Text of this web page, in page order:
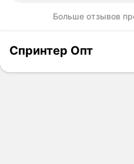
Больше отзывов
Спринтер Опт